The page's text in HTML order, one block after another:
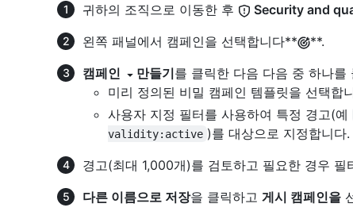
귀하의 조직으로 이동한 후
Security and
왼쪽 패널에서 캠페인을 선택합니다**
**.
캠페인
만들기를 클릭한 다음 다음 중 하나를
미리 정의된 비밀 캠페인 템플릿을 선택합
사용자 지정 필터를 사용하여 특정 경고(예
validity:active )를 대상으로 지정합니다.
경고(최대 1,000개)를 검토하고 필요한 경우 필
다른 이름으로 저장을 클릭하고 게시 캠페인을